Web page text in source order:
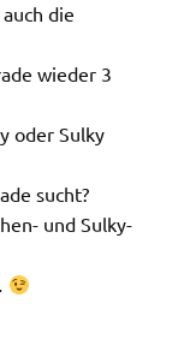
die
wieder 3
oder Sulky
sucht?
und Sulky-